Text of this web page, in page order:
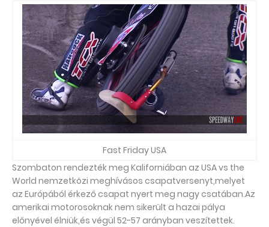
Fast Friday USA
Szombaton rendezték meg Kaliforniában az USA vs the
World nemzetközi meghívásos csapatversenyt,melyet
az Európából érkező csapat nyert meg nagy csatában.Az
amerikai motorosoknak nem sikerült a hazai pálya
előnyével élniük,és végül 52-57 arányban veszítettek.